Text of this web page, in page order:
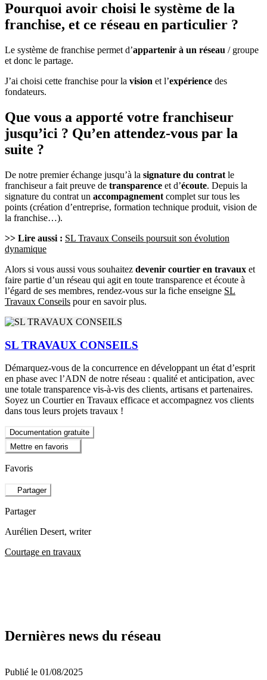
Pourquoi avoir choisi le système de la
franchise, et ce réseau en particulier ?
Le système de franchise permet d’appartenir à un réseau / groupe
et donc le partage.
J’ai choisi cette franchise pour la vision et l’expérience des
fondateurs.
Que vous a apporté votre franchiseur
jusqu’ici ? Qu’en attendez-vous par la
suite ?
De notre premier échange jusqu’à la signature du contrat le
franchiseur a fait preuve de transparence et d’écoute. Depuis la
signature du contrat un accompagnement complet sur tous les
points (création d’entreprise, formation technique produit, vision de
la franchise…).
>> Lire aussi : SL Travaux Conseils poursuit son évolution
dynamique
Alors si vous aussi vous souhaitez devenir courtier en travaux et
faire partie d’un réseau qui agit en toute transparence et écoute à
l’égard de ses membres, rendez-vous sur la fiche enseigne SL
Travaux Conseils pour en savoir plus.
SL TRAVAUX CONSEILS
Démarquez-vous de la concurrence en développant un état d’esprit
en phase avec l’ADN de notre réseau : qualité et anticipation, avec
une totale transparence vis-à-vis des clients, artisans et partenaires.
Soyez un Courtier en Travaux efficace et accompagnez vos clients
dans tous leurs projets travaux !
Documentation gratuite
Mettre en favoris
Favoris
Partager
Partager
Aurélien Desert, writer
Courtage en travaux
Dernières news du réseau
Publié le 01/08/2025